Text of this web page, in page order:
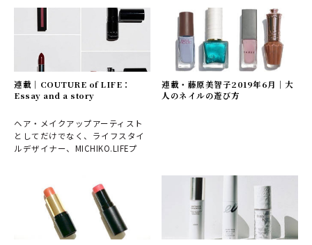
連載｜COUTURE of LIFE：
Essay and a story
ヘア・メイクアップアーティスト
としてだけでなく、ライフスタイ
ルデザイナー、MICHIKO.LIFEプ
連載・藤原美智子2019年6月｜大
人のネイルの遊び方